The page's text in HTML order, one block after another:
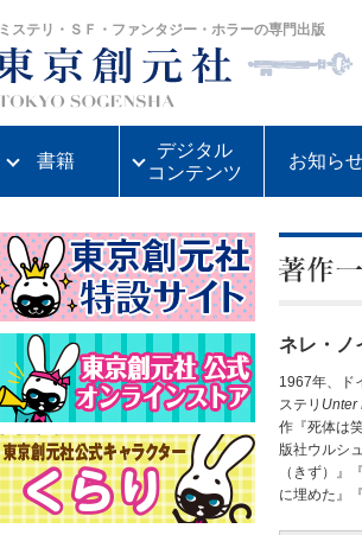
ミステリ・ＳＦ・ファンタジー・ホラーの専門出版
書籍
デジタル
コンテンツ
お知ら
ネレ・ノ
1967年、ド
ステリ Unter
作『死体は
版社ウルシ
（きず）』
に埋めた』